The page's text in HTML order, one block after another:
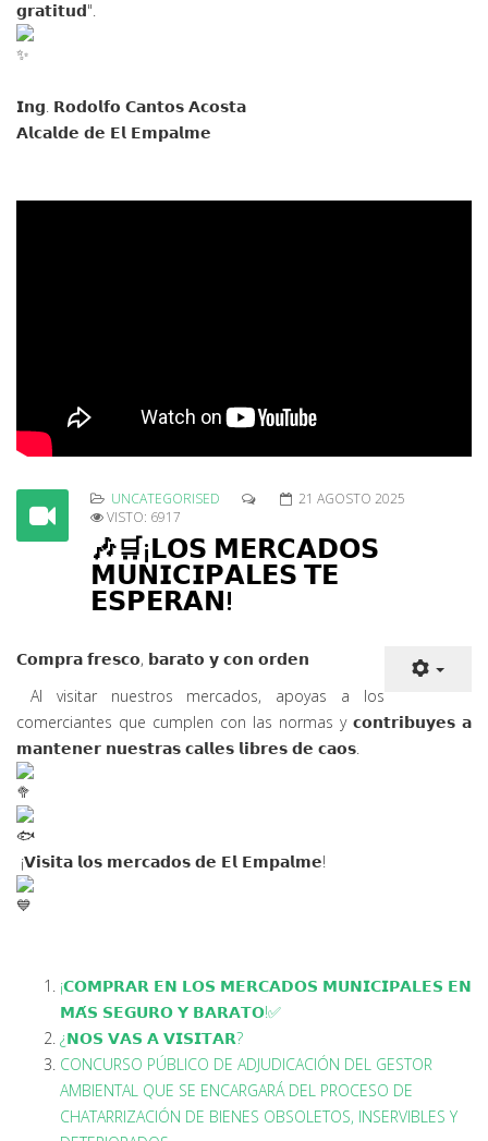
𝗴𝗿𝗮𝘁𝗶𝘁𝘂𝗱".
𝗜𝗻𝗴. 𝗥𝗼𝗱𝗼𝗹𝗳𝗼 𝗖𝗮𝗻𝘁𝗼𝘀 𝗔𝗰𝗼𝘀𝘁𝗮
𝗔𝗹𝗰𝗮𝗹𝗱𝗲 𝗱𝗲 𝗘𝗹 𝗘𝗺𝗽𝗮𝗹𝗺𝗲
UNCATEGORISED
21 AGOSTO 2025
VISTO: 6917
🎶🛒¡𝗟𝗢𝗦 𝗠𝗘𝗥𝗖𝗔𝗗𝗢𝗦
𝗠𝗨𝗡𝗜𝗖𝗜𝗣𝗔𝗟𝗘𝗦 𝗧𝗘
𝗘𝗦𝗣𝗘𝗥𝗔𝗡!
𝗖𝗼𝗺𝗽𝗿𝗮 𝗳𝗿𝗲𝘀𝗰𝗼, 𝗯𝗮𝗿𝗮𝘁𝗼 𝘆 𝗰𝗼𝗻 𝗼𝗿𝗱𝗲𝗻
Al visitar nuestros mercados, apoyas a los
comerciantes que cumplen con las normas y 𝗰𝗼𝗻𝘁𝗿𝗶𝗯𝘂𝘆𝗲𝘀 𝗮
𝗺𝗮𝗻𝘁𝗲𝗻𝗲𝗿 𝗻𝘂𝗲𝘀𝘁𝗿𝗮𝘀 𝗰𝗮𝗹𝗹𝗲𝘀 𝗹𝗶𝗯𝗿𝗲𝘀 𝗱𝗲 𝗰𝗮𝗼𝘀.
¡𝗩𝗶𝘀𝗶𝘁𝗮 𝗹𝗼𝘀 𝗺𝗲𝗿𝗰𝗮𝗱𝗼𝘀 𝗱𝗲 𝗘𝗹 𝗘𝗺𝗽𝗮𝗹𝗺𝗲!
¡𝗖𝗢𝗠𝗣𝗥𝗔𝗥 𝗘𝗡 𝗟𝗢𝗦 𝗠𝗘𝗥𝗖𝗔𝗗𝗢𝗦 𝗠𝗨𝗡𝗜𝗖𝗜𝗣𝗔𝗟𝗘𝗦 𝗘𝗡
𝗠𝗔́𝗦 𝗦𝗘𝗚𝗨𝗥𝗢 𝗬 𝗕𝗔𝗥𝗔𝗧𝗢!✅
¿𝗡𝗢𝗦 𝗩𝗔𝗦 𝗔 𝗩𝗜𝗦𝗜𝗧𝗔𝗥?
CONCURSO PÚBLICO DE ADJUDICACIÓN DEL GESTOR
AMBIENTAL QUE SE ENCARGARÁ DEL PROCESO DE
CHATARRIZACIÓN DE BIENES OBSOLETOS, INSERVIBLES Y